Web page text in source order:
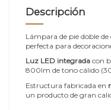
Descripción
Lámpara de pie doble
perfecta para
Luz LED integrada con
800lm de tono cálido
Estructura fabricada en
un producto de gran